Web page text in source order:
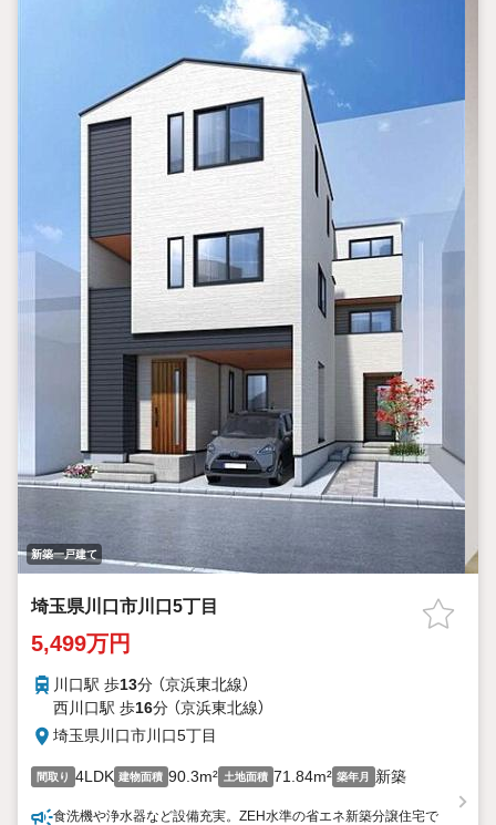
新築一戸建て
埼玉県川口市川口5丁目
5,499万円
川口駅 歩13分 （京浜東北線）
西川口駅 歩16分 （京浜東北線）
埼玉県川口市川口5丁目
間取り 4LDK 建物面積 90.3m² 土地面積 71.84m² 築年月 新築
食洗機や浄水器など設備充実。ZEH水準の省エネ新築分譲住宅で